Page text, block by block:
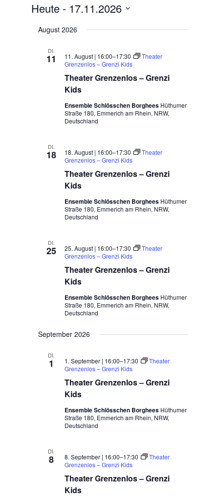
Heute - 17.11.2026
wählen.
August 2026
DI.
11
Theater Grenzenlos – Grenzi
Kids
11. August | 16:00–17:30
Theater
Grenzenlos – Grenzi Kids
Ensemble Schlösschen Borghees Hüthumer
Straße 180, Emmerich am Rhein, NRW,
Deutschland
DI.
18
Theater Grenzenlos – Grenzi
Kids
18. August | 16:00–17:30
Theater
Grenzenlos – Grenzi Kids
Ensemble Schlösschen Borghees Hüthumer
Straße 180, Emmerich am Rhein, NRW,
Deutschland
DI.
25
Theater Grenzenlos – Grenzi
Kids
25. August | 16:00–17:30
Theater
Grenzenlos – Grenzi Kids
Ensemble Schlösschen Borghees Hüthumer
Straße 180, Emmerich am Rhein, NRW,
Deutschland
September 2026
DI.
1
Theater Grenzenlos – Grenzi
Kids
1. September | 16:00–17:30
Theater
Grenzenlos – Grenzi Kids
Ensemble Schlösschen Borghees Hüthumer
Straße 180, Emmerich am Rhein, NRW,
Deutschland
DI.
8
Theater Grenzenlos – Grenzi
Kids
8. September | 16:00–17:30
Theater
Grenzenlos – Grenzi Kids